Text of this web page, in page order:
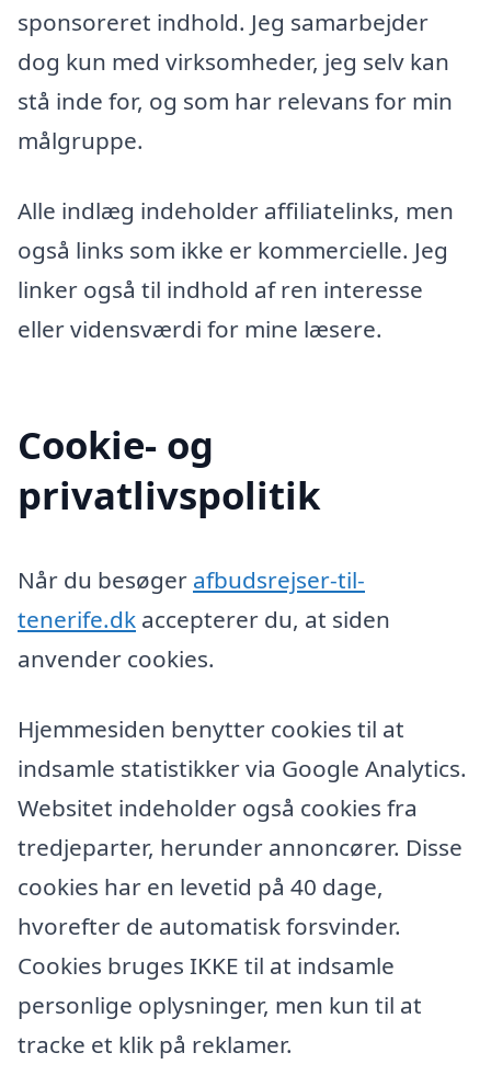
sponsoreret indhold. Jeg samarbejder
dog kun med virksomheder, jeg selv kan
stå inde for, og som har relevans for min
målgruppe.
Alle indlæg indeholder affiliatelinks, men
også links som ikke er kommercielle. Jeg
linker også til indhold af ren interesse
eller vidensværdi for mine læsere.
Cookie- og
privatlivspolitik
Når du besøger afbudsrejser-til-
tenerife.dk accepterer du, at siden
anvender cookies.
Hjemmesiden benytter cookies til at
indsamle statistikker via Google Analytics.
Websitet indeholder også cookies fra
tredjeparter, herunder annoncører. Disse
cookies har en levetid på 40 dage,
hvorefter de automatisk forsvinder.
Cookies bruges IKKE til at indsamle
personlige oplysninger, men kun til at
tracke et klik på reklamer.